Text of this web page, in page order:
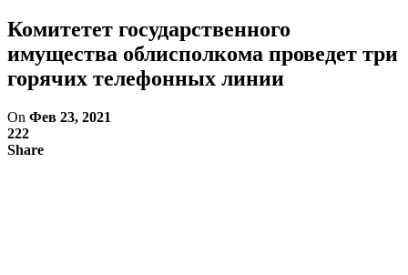
Комитетет государственного
имущества облисполкома проведет три
горячих телефонных линии
On Фев 23, 2021
222
Share